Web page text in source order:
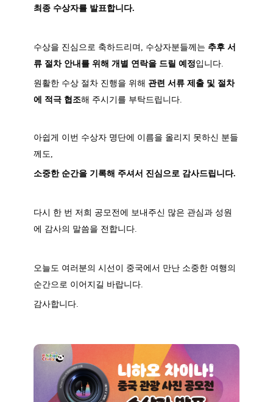
최종 수상자를 발표합니다.
수상을 진심으로 축하드리며, 수상자분들께는 추후 서
류 절차 안내를 위해 개별 연락을 드릴 예정입니다.
원활한 수상 절차 진행을 위해 관련 서류 제출 및 절차
에 적극 협조해 주시기를 부탁드립니다.
아쉽게 이번 수상자 명단에 이름을 올리지 못하신 분들
께도,
소중한 순간을 기록해 주셔서 진심으로 감사드립니다.
다시 한 번 저희 공모전에 보내주신 많은 관심과 성원
에 감사의 말씀을 전합니다.
오늘도 여러분의 시선이 중국에서 만난 소중한 여행의
순간으로 이어지길 바랍니다.
감사합니다.